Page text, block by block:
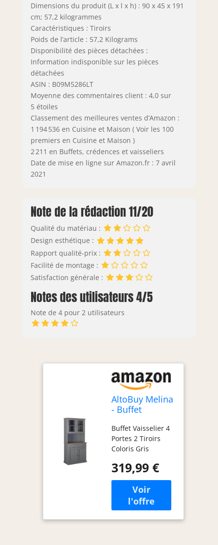
Dimensions du produit (L x l x h) : 90 x 45 x 191
cm; 57,2 kilogrammes
Caractéristiques : Tiroirs
Poids de l’article : 57,2 Kilograms
Disponibilité des pièces détachées :
Information indisponible sur les pièces
détachées
ASIN : B09M5286LT
Moyenne des commentaires client : 4,0 sur
5 étoiles
Classement des meilleures ventes d’Amazon :
1 194 536 en Cuisine et Maison ( Voir les 100
premiers en Cuisine et Maison )
2 211 en Buffets, crédences et vaisseliers
Date de mise en ligne sur Amazon.fr : 7 avril
2021
Note de la rédaction 11/20
Qualité du matériau :
Design esthétique :
Rapport qualité-prix :
Facilité de montage :
Satisfaction générale :
Notes des utilisateurs 4/5
Note de 4 pour 2 utilisateurs
AltoBuy Melina
- Buffet
Portes 2 Tiroirs
Coloris Gris
Buffet Vaisselier 4
Portes 2 Tiroirs
Coloris Gris
vous un intérieur
de style
campagnard avec
notre gamme
Melina, fabriquée
à partir de bois de
319,99 €